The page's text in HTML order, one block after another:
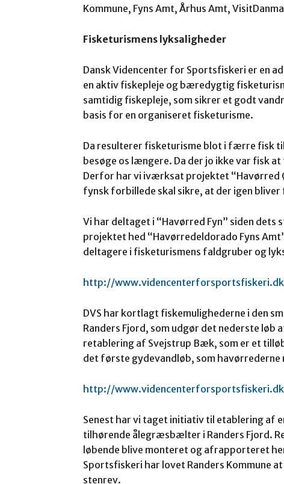
Kommune, Fyns Amt, Århus Amt,
Fisketurismens lyksaligheder
Dansk Videncenter for Sportsfiskeri er en
en aktiv fiskepleje og bæredygtig
samtidig fiskepleje, som sikrer et godt
basis for en organiseret fisketurisme.
Da resulterer fisketurisme blot i færre fisk
besøge os længere. Da der jo ikke var fisk
Derfor har vi iværksat projektet
fynsk forbillede skal sikre, at der igen bliver
Vi har deltaget i “Havørred Fyn” siden dets
projektet hed “Havørredeldorado Fyns
deltagere i fisketurismens faldgruber og
http://
DVS har kortlagt fiskemulighederne i den
Randers Fjord, som udgør det nederste løb
retablering af Svejstrup Bæk, som er et
det første gydevandløb, som havørrederne
http://
Senest har vi taget initiativ til etablering af
tilhørende ålegræsbælter i Randers Fjord.
løbende blive monteret og afrapporteret
Sportsfiskeri har lovet Randers Kommune
stenrev.